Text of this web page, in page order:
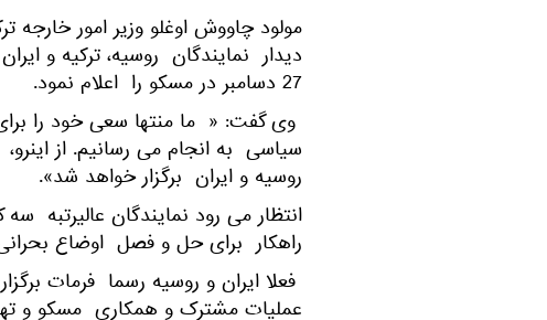
دیدار نمایندگان روسیه، ترکیه و
27 دسامبر در مسکو را اعلام نمود.
وی گفت: « ما منتها سعی خود را
روسیه و ایران برگزار خواهد شد».
انتظار می رود نمایندگان عالیرتبه
راهکار برای حل و فصل اوضاع
فعلا ایران و روسیه رسما فرمات
عملیات مشترک و همکاری مسکو و